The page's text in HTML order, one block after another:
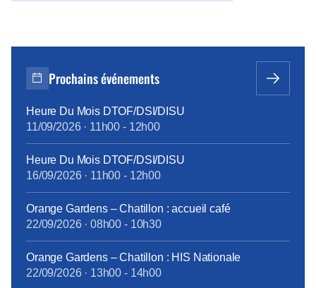
Prochains événements
Heure Du Mois DTOF/DSI/DISU
11/09/2026· 11h00 - 12h00
Heure Du Mois DTOF/DSI/DISU
16/09/2026· 11h00 - 12h00
Orange Gardens – Chatillon : accueil café
22/09/2026· 08h00 - 10h30
Orange Gardens – Chatillon : HIS Nationale
22/09/2026· 13h00 - 14h00